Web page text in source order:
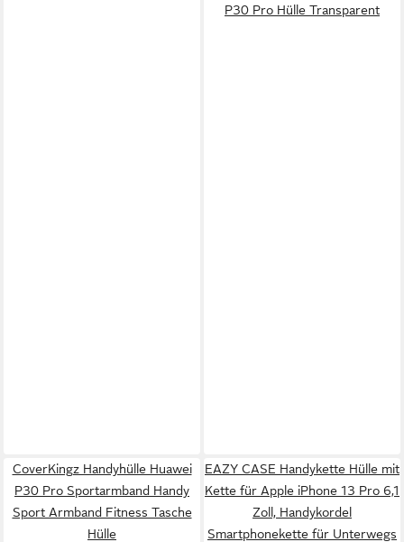
P30 Pro Hülle Transparent
CoverKingz Handyhülle Huawei
P30 Pro Sportarmband Handy
Sport Armband Fitness Tasche
Hülle
EAZY CASE Handykette Hülle mit
Kette für Apple iPhone 13 Pro 6,1
Zoll, Handykordel
Smartphonekette für Unterwegs